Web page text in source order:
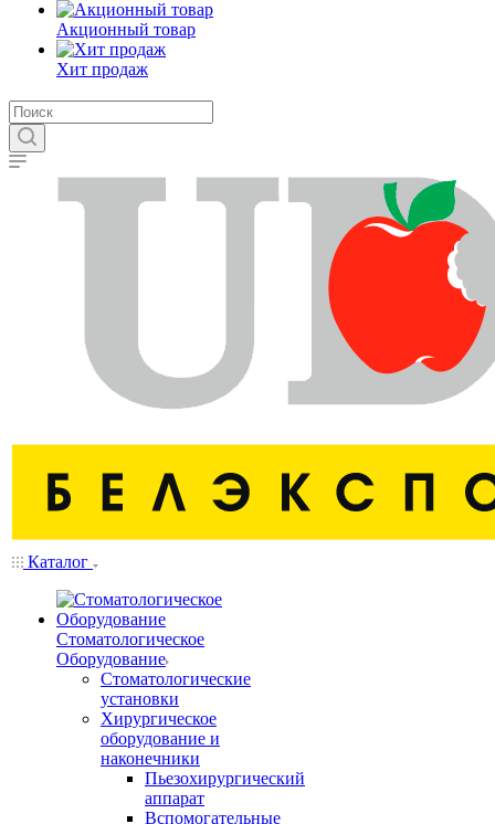
Акционный товар
Хит продаж
Каталог
Стоматологическое
Оборудование
Стоматологические
установки
Хирургическое
оборудование и
наконечники
Пьезохирургический
аппарат
Вспомогательные